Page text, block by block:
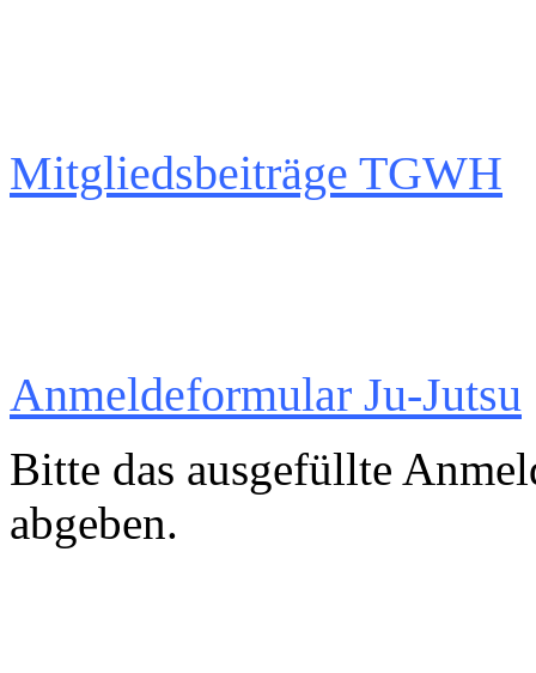
Mitgliedsbeiträge TGWH
Anmeldeformular Ju-Jutsu
Bitte das ausgefüllte
abgeben.